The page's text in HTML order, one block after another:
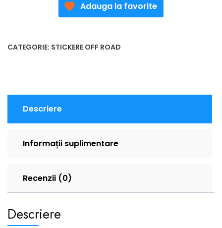
Adauga la favorite
CATEGORIE: STICKERE OFF ROAD
Descriere
Informații suplimentare
Recenzii (0)
Descriere